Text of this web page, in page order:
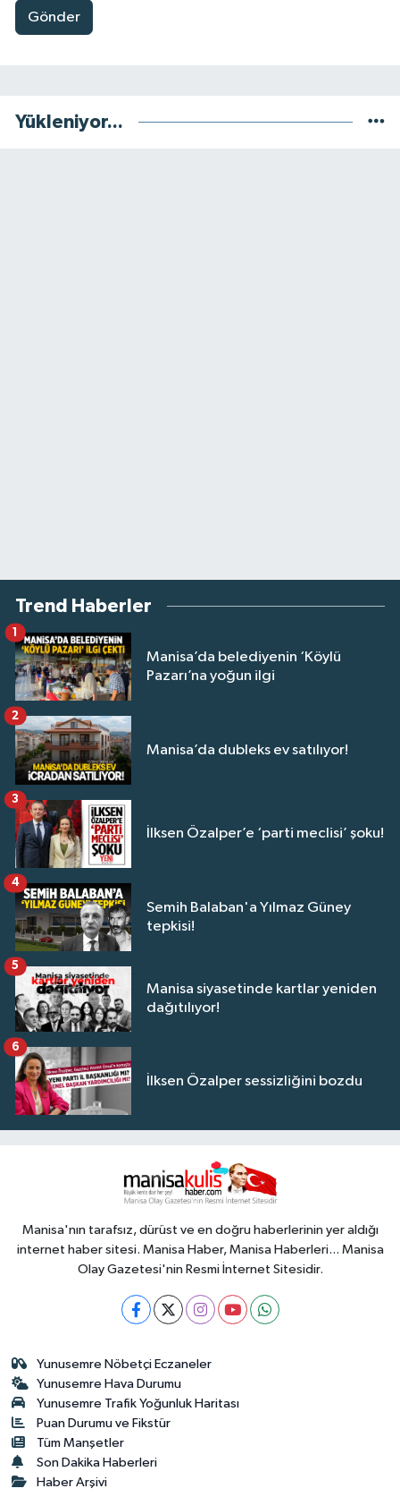
Gönder
Yükleniyor...
Trend Haberler
Manisa’da belediyenin ‘Köylü
Pazarı’na yoğun ilgi
1
Manisa’da dubleks ev satılıyor!
2
İlksen Özalper’e ‘parti meclisi’ şoku!
3
Semih Balaban'a Yılmaz Güney
tepkisi!
4
Manisa siyasetinde kartlar yeniden
dağıtılıyor!
5
İlksen Özalper sessizliğini bozdu
6
Manisa'nın tarafsız, dürüst ve en doğru haberlerinin yer aldığı
internet haber sitesi. Manisa Haber, Manisa Haberleri... Manisa
Olay Gazetesi'nin Resmi İnternet Sitesidir.
Yunusemre Nöbetçi Eczaneler
Yunusemre Hava Durumu
Yunusemre Trafik Yoğunluk Haritası
Puan Durumu ve Fikstür
Tüm Manşetler
Son Dakika Haberleri
Haber Arşivi